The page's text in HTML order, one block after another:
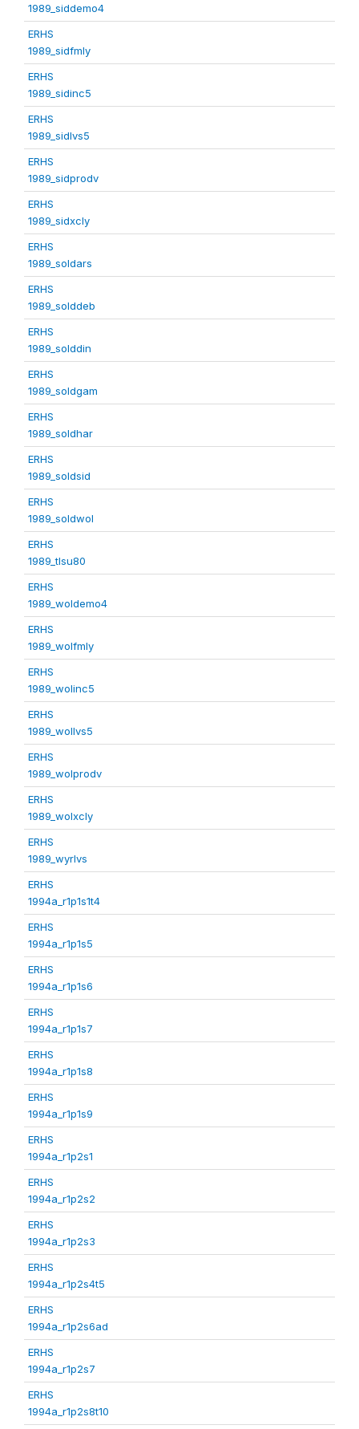
1989_siddemo4
ERHS
1989_sidfmly
ERHS
1989_sidinc5
ERHS
1989_sidlvs5
ERHS
1989_sidprodv
ERHS
1989_sidxcly
ERHS
1989_soldars
ERHS
1989_solddeb
ERHS
1989_solddin
ERHS
1989_soldgam
ERHS
1989_soldhar
ERHS
1989_soldsid
ERHS
1989_soldwol
ERHS
1989_tlsu80
ERHS
1989_woldemo4
ERHS
1989_wolfmly
ERHS
1989_wolinc5
ERHS
1989_wollvs5
ERHS
1989_wolprodv
ERHS
1989_wolxcly
ERHS
1989_wyrlvs
ERHS
1994a_r1p1s1t4
ERHS
1994a_r1p1s5
ERHS
1994a_r1p1s6
ERHS
1994a_r1p1s7
ERHS
1994a_r1p1s8
ERHS
1994a_r1p1s9
ERHS
1994a_r1p2s1
ERHS
1994a_r1p2s2
ERHS
1994a_r1p2s3
ERHS
1994a_r1p2s4t5
ERHS
1994a_r1p2s6ad
ERHS
1994a_r1p2s7
ERHS
1994a_r1p2s8t10